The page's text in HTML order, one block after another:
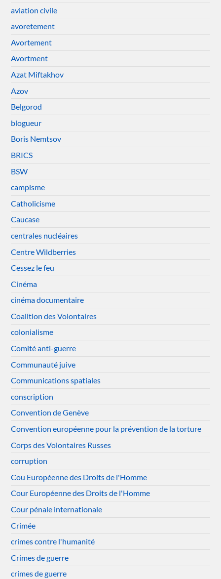
aviation civile
avoretement
Avortement
Avortment
Azat Miftakhov
Azov
Belgorod
blogueur
Boris Nemtsov
BRICS
BSW
campisme
Catholicisme
Caucase
centrales nucléaires
Centre Wildberries
Cessez le feu
Cinéma
cinéma documentaire
Coalition des Volontaires
colonialisme
Comité anti-guerre
Communauté juive
Communications spatiales
conscription
Convention de Genève
Convention européenne pour la prévention de la torture
Corps des Volontaires Russes
corruption
Cou Européenne des Droits de l'Homme
Cour Européenne des Droits de l'Homme
Cour pénale internationale
Crimée
crimes contre l'humanité
Crimes de guerre
crimes de guerre